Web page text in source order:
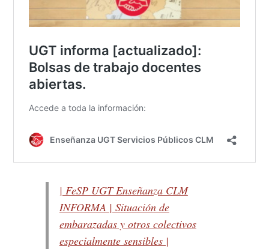
| FeSP UGT Enseñanza CLM
INFORMA | Situación de
embarazadas y otros colectivos
especialmente sensibles |